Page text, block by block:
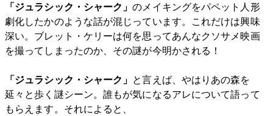
「ジュラシック・シャーク」のメイキングをパペット人形
劇化したかのような話が混じっています。これだけは興味
深い。ブレット・ケリーは何を思ってあんなクソサメ映画
を撮ってしまったのか、その謎が今明かされる！
「ジュラシック・シャーク」 と言えば、やはりあの森を
延々と歩く謎シーン。誰もが気になるアレについて語って
もらえます。それによると、